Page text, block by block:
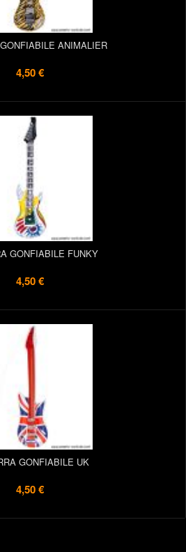
ANIMALIER
4,50 €
GONFIABILE FUNKY
4,50 €
GONFIABILE UK
4,50 €